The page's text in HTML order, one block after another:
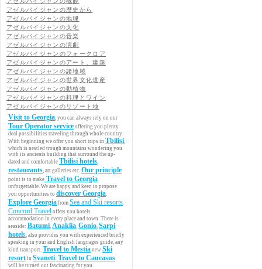
アゼルバイジャンの歴史から
アゼルバイジャンの地理
アゼルバイジャンの文化
アゼルバイジャンの音楽
アゼルバイジャンの演劇
アゼルバイジャンのフォークロア
アゼルバイジャンのアート、建築
アゼルバイジャンの諸地域
アゼルバイジャンの世界文化遺産
アゼルバイジャンの動植物
アゼルバイジャンの料理とワイン
アゼルバイジャンのリゾート地
Visit to Georgia, you can always rely on our
Tour Operator service offering you plenty
deal possibilities traveling through whole country.
With beginning we offer you short trips in Tbilisi,
which is nestled trough mountains wondering you
with its ancients building that surround the up-
dated and comfortable Tbilisi hotels,
restaurants, art galleries etc. Our principle
point is to make Travel to Georgia
unforgettable. We are happy and keen to propose
you opportunities to discover Georgia.
Explore Georgia from Sea and Ski resorts.
Concord Travel offers you hotels
accommodation in every place and town. There is
seaside: Batumi, Anaklia, Gonio, Sarpi
hotels, also provides you with experienced briefly
speaking in your and English languages guide, any
kind transport. Travel to Mestia new Ski
resort in Svaneti. Travel to Caucasus
will be turned out fascinating for you.